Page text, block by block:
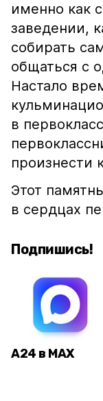
именно как
заведении,
собирать
общаться с
Настало
в
произнести
Этот
в сердцах
Подпишись!
А24 в MAX